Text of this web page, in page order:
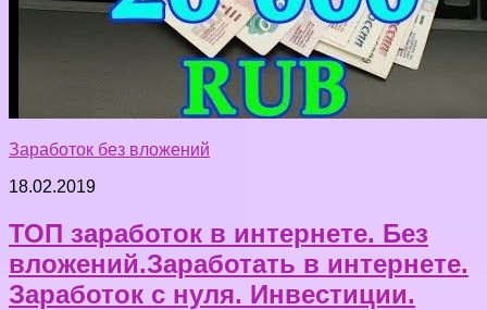
Заработок без вложений
18.02.2019
ТОП заработок в интернете. Без
вложений.Заработать в интернете.
Заработок с нуля. Инвестиции.